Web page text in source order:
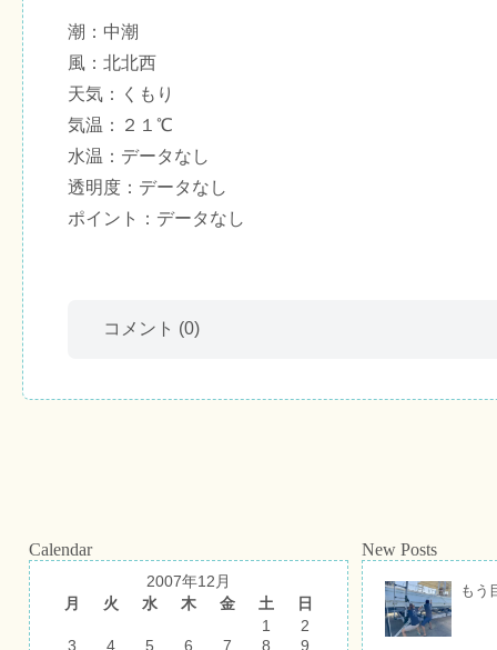
潮：中潮
風：北北西
天気：くもり
気温：２１℃
水温：データなし
透明度：データなし
ポイント：データなし
コメント (0)
Calendar
2007年12月
月
火 水 木 金 土
日
1
2
3
4 5 6 7 8 9
New Posts
もう